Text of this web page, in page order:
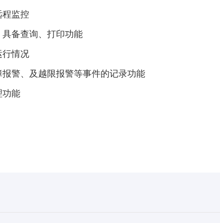
监控
备查询、打印功能
行情况
警、及越限报警等事件的记录功能
功能